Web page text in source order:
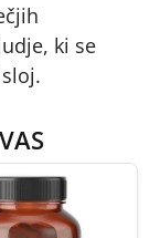
ki se